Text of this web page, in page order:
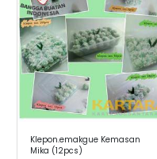
Klepon.emakgue Kemasan
Mika (12pcs)